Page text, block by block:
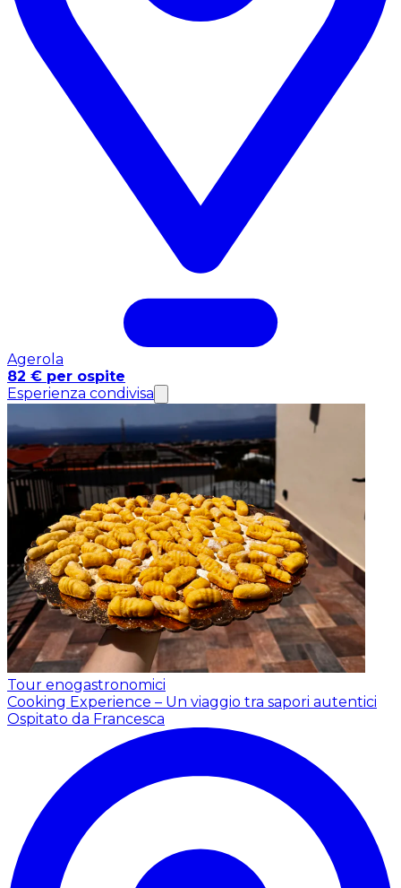
Agerola
82 € per ospite
Esperienza condivisa
Tour enogastronomici
Cooking Experience – Un viaggio tra sapori autentici
Ospitato da Francesca